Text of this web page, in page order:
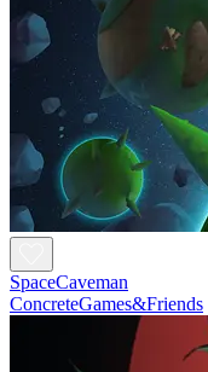
SpaceCaveman
ConcreteGames&Friends